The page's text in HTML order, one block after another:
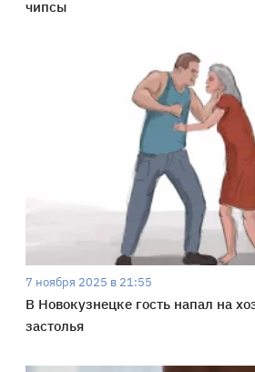
чипсы
7 ноября 2025 в 21:55
В Новокузнецке гость напал на
застолья